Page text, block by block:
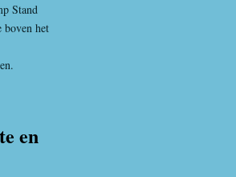
Stand
boven het
en